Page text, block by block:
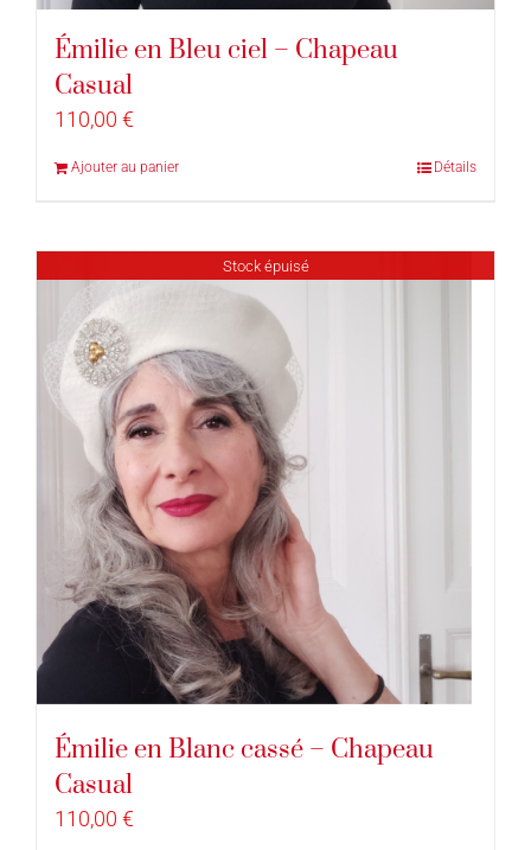
Émilie en Bleu ciel – Chapeau
Casual
110,00 €
Ajouter au panier Détails
Stock épuisé
Émilie en Blanc cassé – Chapeau
Casual
110,00 €